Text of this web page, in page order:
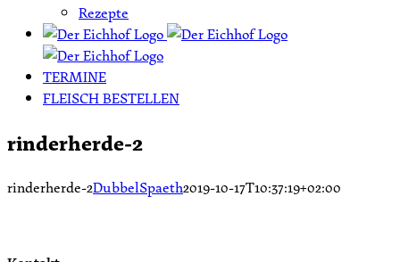
Rezepte
TERMINE
FLEISCH BESTELLEN
rinderherde-2
rinderherde-2DubbelSpaeth2019-10-17T10:37:19+02:00